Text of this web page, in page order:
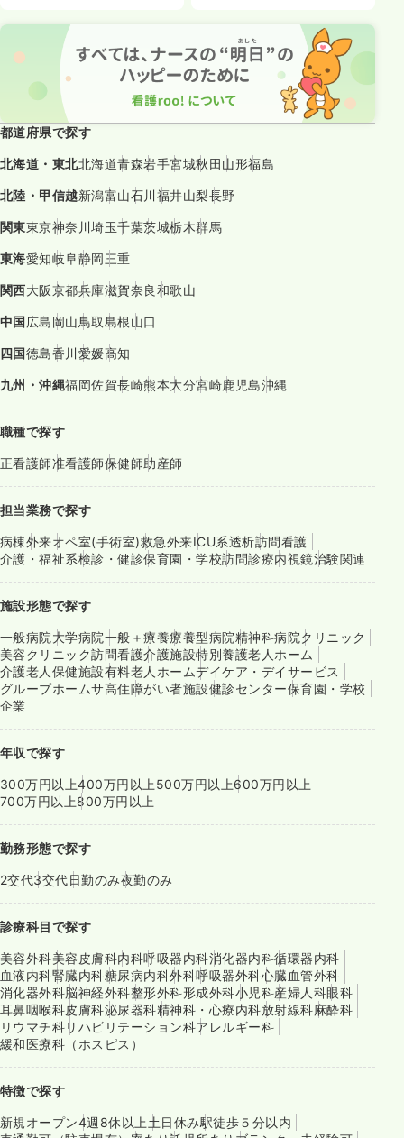
都道府県で探す
北海道・東北北海道青森岩手宮城秋田山形福島
北陸・甲信越新潟富山石川福井山梨長野
関東東京神奈川埼玉千葉茨城栃木群馬
東海愛知岐阜静岡三重
関西大阪京都兵庫滋賀奈良和歌山
中国広島岡山鳥取島根山口
四国徳島香川愛媛高知
九州・沖縄福岡佐賀長崎熊本大分宮崎鹿児島沖縄
職種で探す
正看護師准看護師保健師助産師
担当業務で探す
病棟外来オペ室(手術室)救急外来ICU系透析訪問看護
介護・福祉系検診・健診保育園・学校訪問診療内視鏡治験関連
施設形態で探す
一般病院大学病院一般＋療養療養型病院精神科病院クリニック
美容クリニック訪問看護介護施設特別養護老人ホーム
介護老人保健施設有料老人ホームデイケア・デイサービス
グループホームサ高住障がい者施設健診センター保育園・学校
企業
年収で探す
300万円以上400万円以上 500万円以上600万円以上
700万円以上800万円以上
勤務形態で探す
2交代3交代日勤のみ夜勤のみ
診療科目で探す
美容外科美容皮膚科内科呼吸器内科消化器内科循環器内科
血液内科腎臓内科糖尿病内科外科呼吸器外科心臓血管外科
消化器外科脳神経外科整形外科形成外科小児科産婦人科眼科
耳鼻咽喉科皮膚科泌尿器科精神科・心療内科放射線科麻酔科
リウマチ科リハビリテーション科アレルギー科
緩和医療科（ホスピス）
特徴で探す
新規オープン4週8休以上 土日休み駅徒歩５分以内